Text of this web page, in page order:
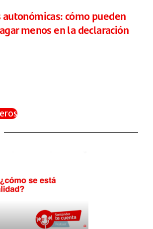
autonómicas: cómo pueden
menos en la declaración